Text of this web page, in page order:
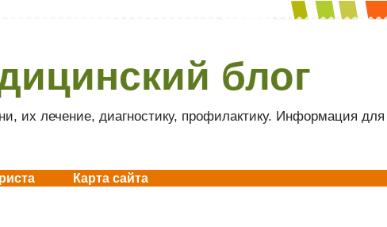
блог
их лечение, диагностику, профилактику. Информация
Карта сайта